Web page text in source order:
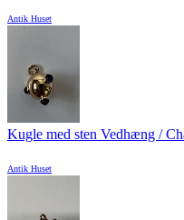
Antik Huset
Kugle med sten Vedhæng /
Antik Huset